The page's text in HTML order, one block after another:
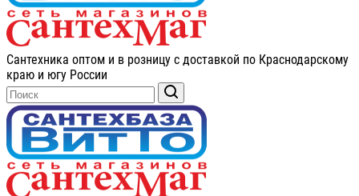
Сантехника оптом и в розницу с доставкой по Краснодарскому
краю и югу России